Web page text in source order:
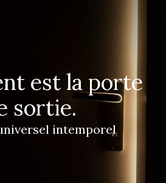
est la porte
sortie.
intemporel